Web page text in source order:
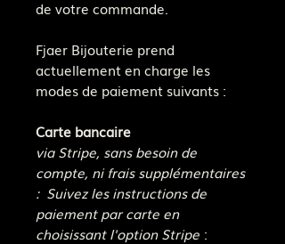
de votre commande.
Fjaer Bijouterie prend
actuellement en charge les
modes de paiement suivants :
Carte bancaire
via Stripe, sans besoin de
compte, ni frais supplémentaires
: Suivez les instructions de
paiement par carte en
choisissant l'option Stripe :